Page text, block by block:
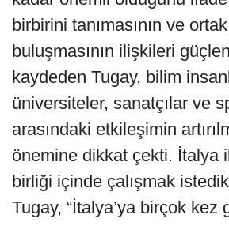
birbirini tanımasının ve
buluşmasının ilişkileri
kaydeden Tugay, bilim
üniversiteler, sanatçılar ve
arasındaki etkileşimin
önemine dikkat çekti. İtalya
birliği içinde çalışmak
Tugay, “İtalya’ya birçok kez